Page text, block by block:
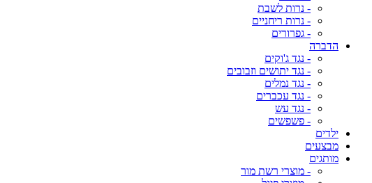
- נרות לשבת
- נרות ריחניים
- גפרורים
הדברה
- נגד ג'וקים
- נגד יתושים וזבובים
- נגד נמלים
- נגד עכברים
- נגד עש
- פשפשים
ילדים
מבצעים
מותגים
- מוצרי רשת מור